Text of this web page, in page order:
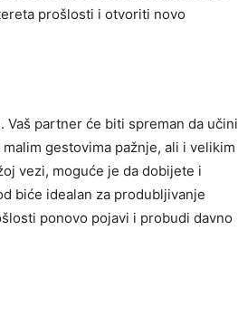
prošlosti i otvoriti novo
partner će biti spreman da učini
gestovima pažnje, ali i velikim
vezi, moguće je da dobijete i
biće idealan za produbljivanje
ponovo pojavi i probudi davno